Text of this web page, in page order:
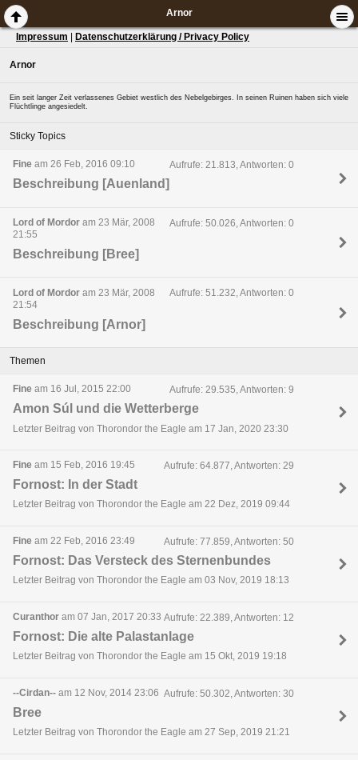
Arnor
Impressum Datenschutzerklärung / Privacy Policy
Arnor
Ein seit langer Zeit verlassenes Gebiet westlich des Nebelgebirges. In seinen Ruinen haben sich viele
Flüchtlinge angesiedelt.
Sticky Topics
Fine am 26 Feb, 2016 09:10 Aufrufe: 21.813, Antworten: 0
Beschreibung [Auenland]
Lord of Mordor am 23 Mär, 2008
21:55
Aufrufe: 50.026, Antworten: 0
Beschreibung [Bree]
Lord of Mordor am 23 Mär, 2008
21:54
Aufrufe: 51.232, Antworten: 0
Beschreibung [Arnor]
Themen
Fine am 16 Jul, 2015 22:00 Aufrufe: 29.535, Antworten: 9
Amon Súl und die Wetterberge
Letzter Beitrag von Thorondor the Eagle am 17 Jan, 2020 23:30
Fine am 15 Feb, 2016 19:45 Aufrufe: 64.877, Antworten: 29
Fornost: In der Stadt
Letzter Beitrag von Thorondor the Eagle am 22 Dez, 2019 09:44
Fine am 22 Feb, 2016 23:49 Aufrufe: 77.859, Antworten: 50
Fornost: Das Versteck des Sternenbundes
Letzter Beitrag von Thorondor the Eagle am 03 Nov, 2019 18:13
Curanthor am 07 Jan, 2017 20:33 Aufrufe: 22.389, Antworten: 12
Fornost: Die alte Palastanlage
Letzter Beitrag von Thorondor the Eagle am 15 Okt, 2019 19:18
--Cirdan-- am 12 Nov, 2014 23:06 Aufrufe: 50.302, Antworten: 30
Bree
Letzter Beitrag von Thorondor the Eagle am 27 Sep, 2019 21:21